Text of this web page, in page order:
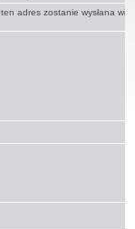
adres zostanie wysłana